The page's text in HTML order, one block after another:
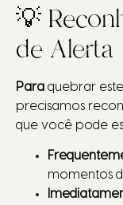
💡
de Alerta
Para quebrar este
precisamos
que você pode
momentos